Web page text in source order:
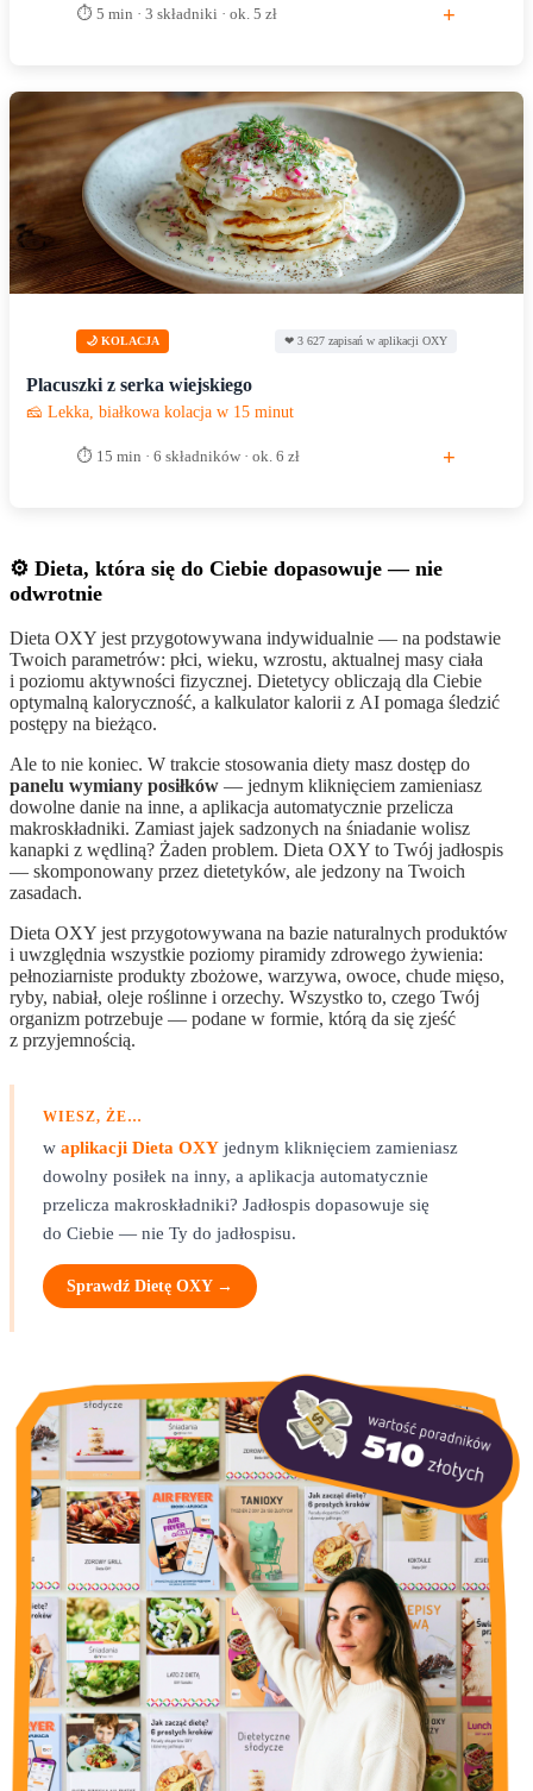
⏱ 5 min · 3 składniki · ok. 5 zł +
🌙 KOLACJA ❤ 3 627 zapisań w aplikacji OXY
Placuszki z serka wiejskiego
🧀 Lekka, białkowa kolacja w 15 minut
⏱ 15 min · 6 składników · ok. 6 zł +
⚙️ Dieta, która się do Ciebie dopasowuje — nie
odwrotnie
Dieta OXY jest przygotowywana indywidualnie — na podstawie
Twoich parametrów: płci, wieku, wzrostu, aktualnej masy ciała
i poziomu aktywności fizycznej. Dietetycy obliczają dla Ciebie
optymalną kaloryczność, a kalkulator kalorii z AI pomaga śledzić
postępy na bieżąco.
Ale to nie koniec. W trakcie stosowania diety masz dostęp do
panelu wymiany posiłków — jednym kliknięciem zamieniasz
dowolne danie na inne, a aplikacja automatycznie przelicza
makroskładniki. Zamiast jajek sadzonych na śniadanie wolisz
kanapki z wędliną? Żaden problem. Dieta OXY to Twój jadłospis
— skomponowany przez dietetyków, ale jedzony na Twoich
zasadach.
Dieta OXY jest przygotowywana na bazie naturalnych produktów
i uwzględnia wszystkie poziomy piramidy zdrowego żywienia:
pełnoziarniste produkty zbożowe, warzywa, owoce, chude mięso,
ryby, nabiał, oleje roślinne i orzechy. Wszystko to, czego Twój
organizm potrzebuje — podane w formie, którą da się zjeść
z przyjemnością.
WIESZ, ŻE…
w aplikacji Dieta OXY jednym kliknięciem zamieniasz
dowolny posiłek na inny, a aplikacja automatycznie
przelicza makroskładniki? Jadłospis dopasowuje się
do Ciebie — nie Ty do jadłospisu.
Sprawdź Dietę OXY →